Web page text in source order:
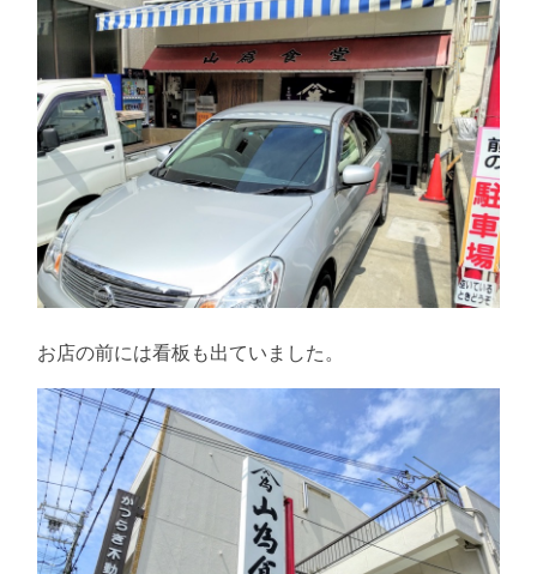
お店の前には看板も出ていました。